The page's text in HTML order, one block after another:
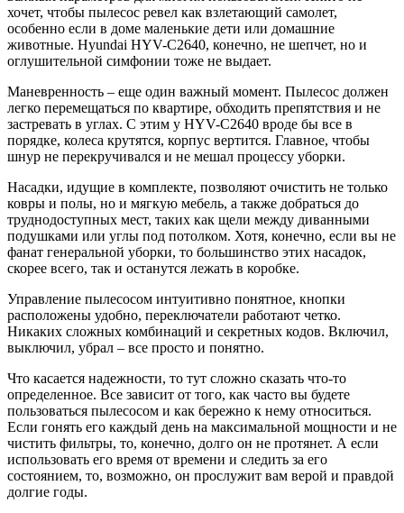
хочет, чтобы пылесос ревел как взлетающий самолет,
особенно если в доме маленькие дети или домашние
животные. Hyundai HYV-C2640, конечно, не шепчет, но и
оглушительной симфонии тоже не выдает.
Маневренность – еще один важный момент. Пылесос должен
легко перемещаться по квартире, обходить препятствия и не
застревать в углах. С этим у HYV-C2640 вроде бы все в
порядке, колеса крутятся, корпус вертится. Главное, чтобы
шнур не перекручивался и не мешал процессу уборки.
Насадки, идущие в комплекте, позволяют очистить не только
ковры и полы, но и мягкую мебель, а также добраться до
труднодоступных мест, таких как щели между диванными
подушками или углы под потолком. Хотя, конечно, если вы не
фанат генеральной уборки, то большинство этих насадок,
скорее всего, так и останутся лежать в коробке.
Управление пылесосом интуитивно понятное, кнопки
расположены удобно, переключатели работают четко.
Никаких сложных комбинаций и секретных кодов. Включил,
выключил, убрал – все просто и понятно.
Что касается надежности, то тут сложно сказать что-то
определенное. Все зависит от того, как часто вы будете
пользоваться пылесосом и как бережно к нему относиться.
Если гонять его каждый день на максимальной мощности и не
чистить фильтры, то, конечно, долго он не протянет. А если
использовать его время от времени и следить за его
состоянием, то, возможно, он прослужит вам верой и правдой
долгие годы.